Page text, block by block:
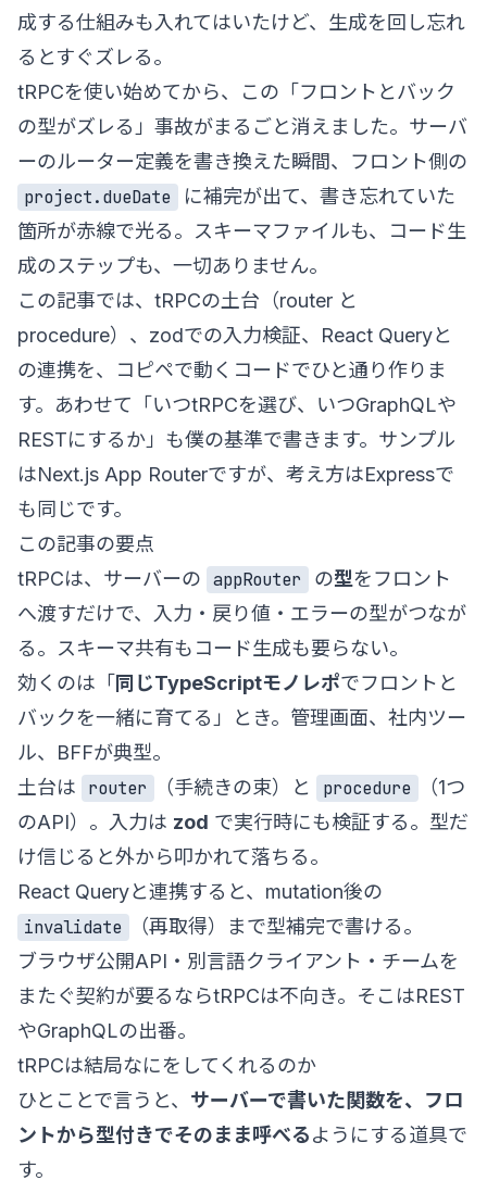
成する仕組みも入れてはいたけど、生成を回し忘れ
るとすぐズレる。
tRPCを使い始めてから、この「フロントとバック
の型がズレる」事故がまるごと消えました。サーバ
ーのルーター定義を書き換えた瞬間、フロント側の
project.dueDate
に補完が出て、書き忘れていた
箇所が赤線で光る。スキーマファイルも、コード生
成のステップも、一切ありません。
この記事では、tRPCの土台（router と
procedure）、zodでの入力検証、React Queryと
の連携を、コピペで動くコードでひと通り作りま
す。あわせて「いつtRPCを選び、いつGraphQLや
RESTにするか」も僕の基準で書きます。サンプル
はNext.js App Routerですが、考え方はExpressで
も同じです。
この記事の要点
tRPCは、サーバーの appRouter の型をフロント
へ渡すだけで、入力・戻り値・エラーの型がつなが
る。スキーマ共有もコード生成も要らない。
効くのは「 同じTypeScriptモノレポでフロントと
バックを一緒に育てる」とき。管理画面、社内ツー
ル、BFFが典型。
土台は
router （手続きの束）と procedure
（1つ
のAPI）。入力は zod で実行時にも検証する。型だ
け信じると外から叩かれて落ちる。
React Queryと連携すると、mutation後の
invalidate
（再取得）まで型補完で書ける。
ブラウザ公開API・別言語クライアント・チームを
またぐ契約が要るならtRPCは不向き。そこはREST
やGraphQLの出番。
tRPCは結局なにをしてくれるのか
ひとことで言うと、 サーバーで書いた関数を、フロ
ントから型付きでそのまま呼べるようにする道具で
す。